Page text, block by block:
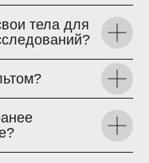
тела для